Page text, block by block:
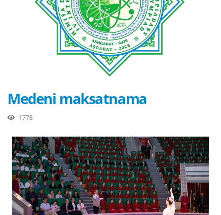
Medeni maksatnama
1778